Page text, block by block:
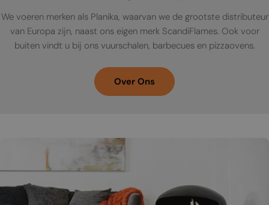
We voeren merken als Planika, waarvan we de grootste distributeur
van Europa zijn, naast ons eigen merk ScandiFlames. Ook voor
buiten vindt u bij ons vuurschalen, barbecues en pizzaovens.
Over Ons